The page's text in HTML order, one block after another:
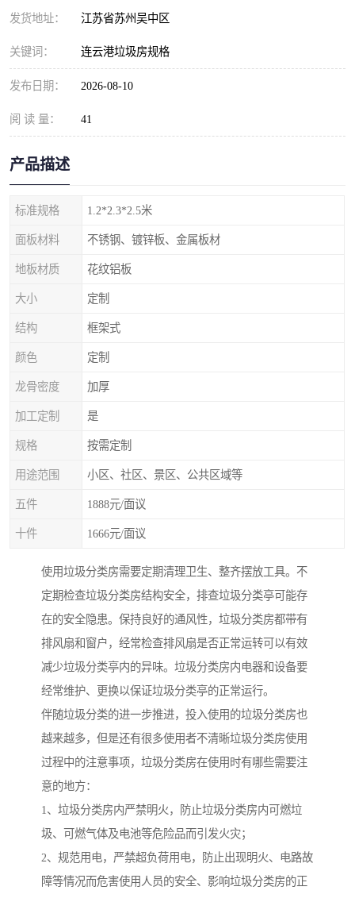
发货地址： 江苏省苏州吴中区
关键词： 连云港垃圾房规格
发布日期： 2026-08-10
阅 读 量： 41
产品描述
标准规格 1.2*2.3*2.5米
面板材料 不锈钢、镀锌板、金属板材
地板材质 花纹铝板
大小 定制
结构 框架式
颜色 定制
龙骨密度 加厚
加工定制 是
规格 按需定制
用途范围 小区、社区、景区、公共区域等
五件 1888元/面议
十件 1666元/面议
使用垃圾分类房需要定期清理卫生、整齐摆放工具。不
定期检查垃圾分类房结构安全，排查垃圾分类亭可能存
在的安全隐患。保持良好的通风性，垃圾分类房都带有
排风扇和窗户，经常检查排风扇是否正常运转可以有效
减少垃圾分类亭内的异味。垃圾分类房内电器和设备要
经常维护、更换以保证垃圾分类亭的正常运行。
伴随垃圾分类的进一步推进，投入使用的垃圾分类房也
越来越多，但是还有很多使用者不清晰垃圾分类房使用
过程中的注意事项，垃圾分类房在使用时有哪些需要注
意的地方：
1、垃圾分类房内严禁明火，防止垃圾分类房内可燃垃
圾、可燃气体及电池等危险品而引发火灾；
2、规范用电，严禁超负荷用电，防止出现明火、电路故
障等情况而危害使用人员的安全、影响垃圾分类房的正